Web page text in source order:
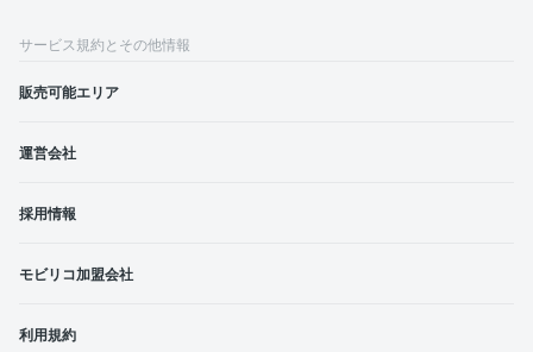
サービス規約とその他情報
販売可能エリア
運営会社
採用情報
モビリコ加盟会社
利用規約